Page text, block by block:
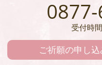
受付時
ご祈願の申し